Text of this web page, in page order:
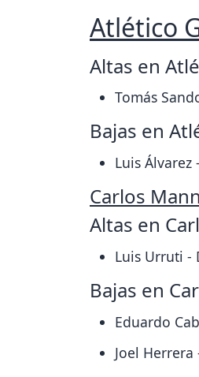
Atlético
Altas en
Tomás
Bajas en
Luis Álvarez
Carlos
Altas en
Luis Urruti -
Bajas en
Eduardo
Joel Herrera